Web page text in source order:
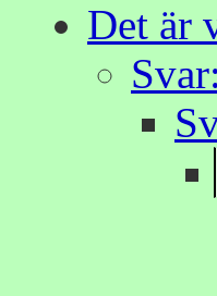
Det är